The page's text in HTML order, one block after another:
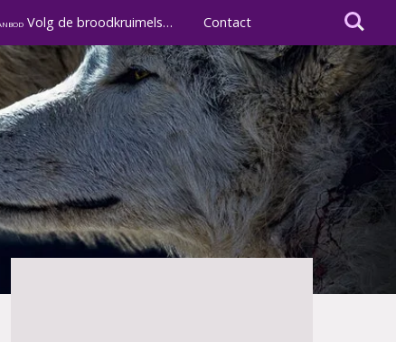
Volg de broodkruimels… Contact
I'm